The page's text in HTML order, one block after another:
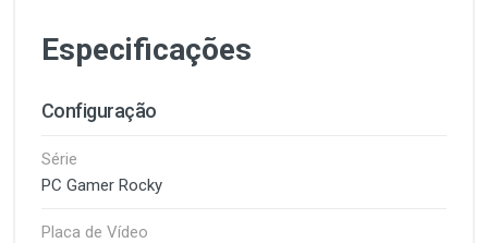
Especificações
Configuração
Série
PC Gamer Rocky
Placa de Vídeo